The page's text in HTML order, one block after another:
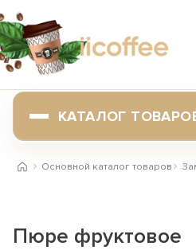
КАТАЛОГ
ГлавнаяОсновной каталог товаров
Пюре фруктовое